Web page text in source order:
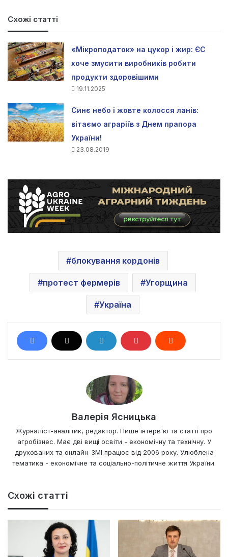
Схожі статті
«Мікроподаток» на цукор і жир: ЄС
хоче змусити виробників робити
продукти здоровішими
19.11.2025
Синє небо і жовте колосся ланів:
вітаємо аграріїв з Днем прапора
України!
23.08.2019
блокування кордонів
протест фермерів Угорщина
Україна
Валерія Ясницька
Журналіст-аналітик, редактор. Пише інтерв'ю та статті про
агробізнес. Має дві вищі освіти - економічну та технічну. У
друкованих та онлайн-ЗМІ працює від 2006 року. Улюблена
тематика - економічне та соціально-політичне життя України.
Схожі статті